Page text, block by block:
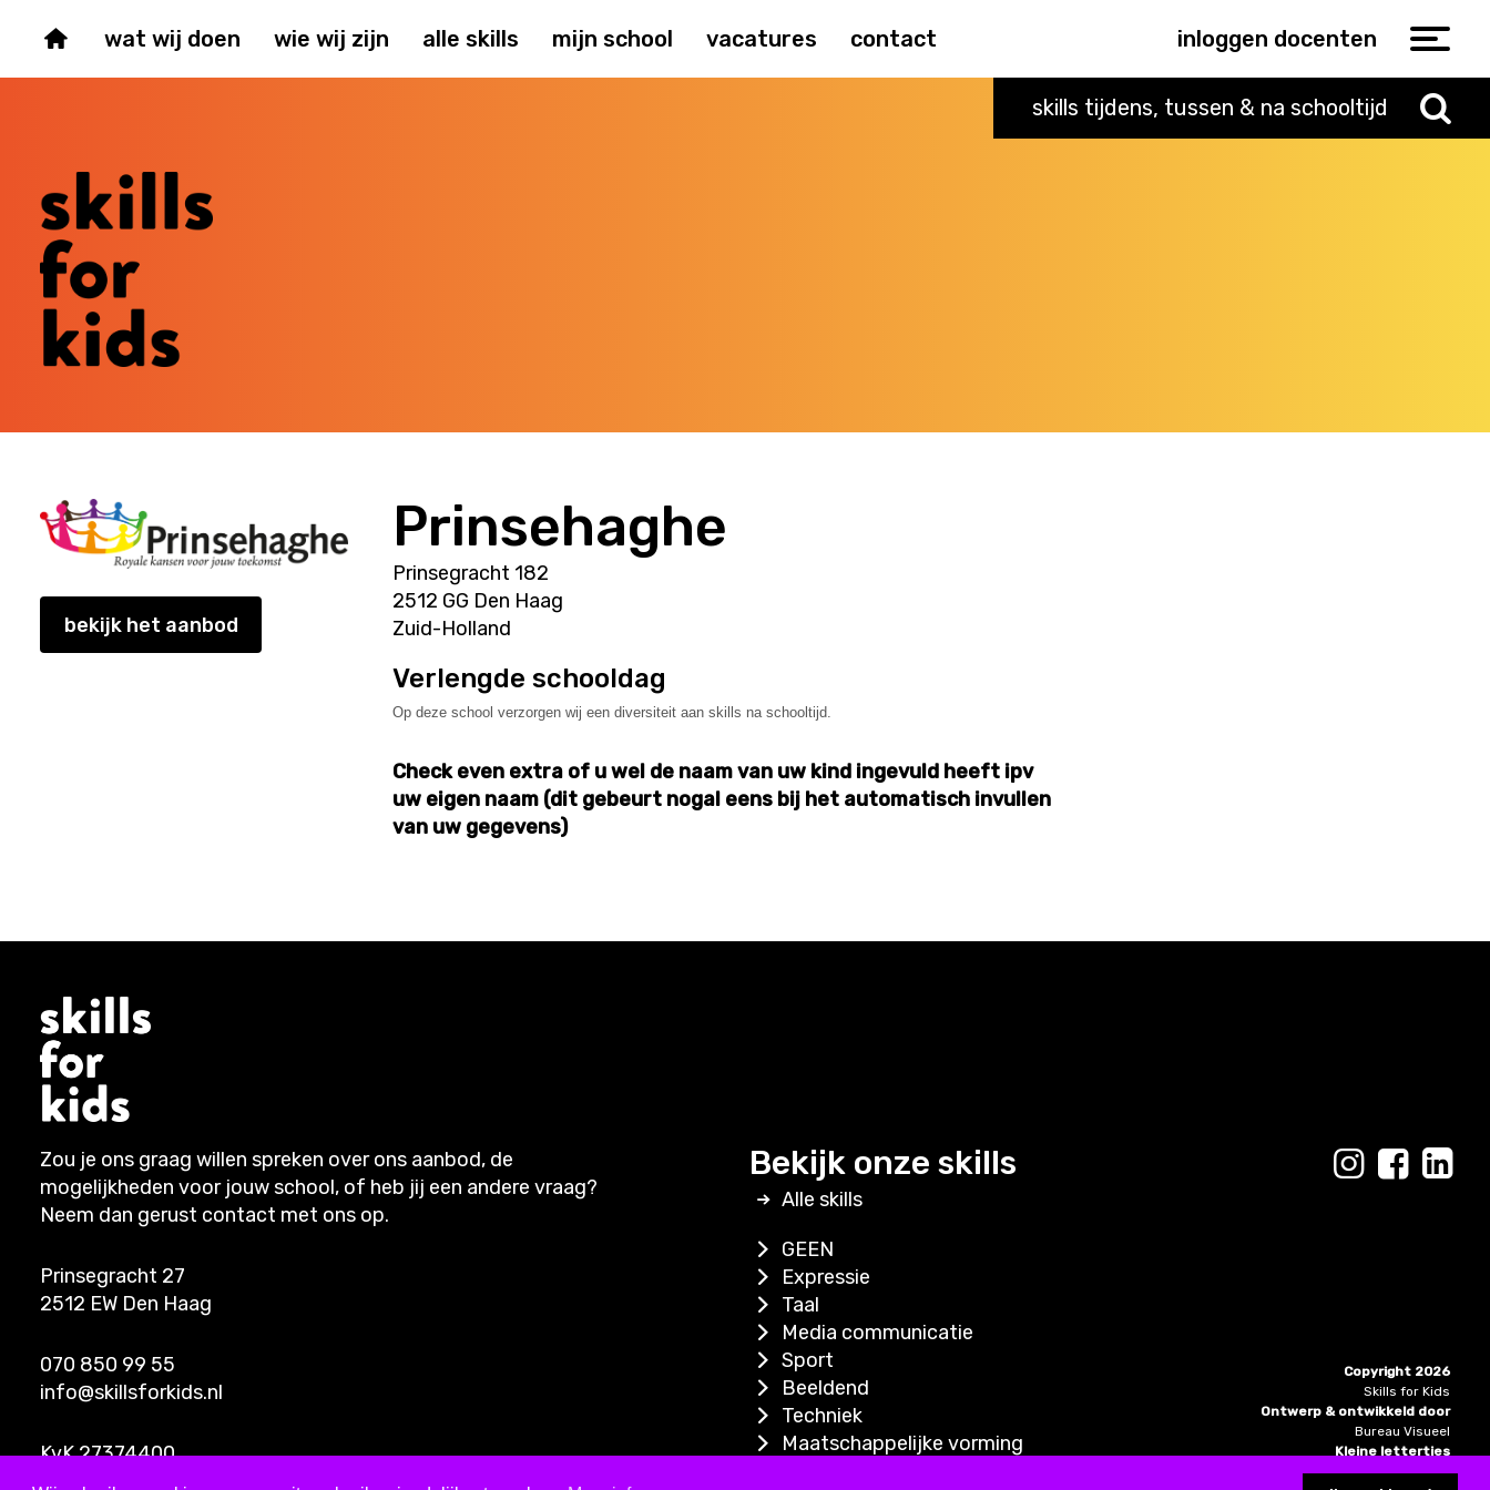
wat wij doen wie wij zijn alle skills mijn school vacatures contact inloggen docenten
skills tijdens, tussen & na schooltijd
bekijk het aanbod
Prinsehaghe
Prinsegracht 182
2512 GG Den Haag
Zuid-Holland
Verlengde schooldag
Op deze school verzorgen wij een diversiteit aan skills na schooltijd.
Check even extra of u wel de naam van uw kind ingevuld heeft ipv
uw eigen naam (dit gebeurt nogal eens bij het automatisch invullen
van uw gegevens)
Zou je ons graag willen spreken over ons aanbod, de
mogelijkheden voor jouw school, of heb jij een andere vraag?
Neem dan gerust contact met ons op.
Prinsegracht 27
2512 EW Den Haag
070 850 99 55
info@skillsforkids.nl
KvK 27374400
Bekijk onze skills
Alle skills
GEEN
Expressie
Taal
Media communicatie
Sport
Beeldend
Techniek
Maatschappelijke vorming
Copyright 2026
Skills for Kids
Ontwerp & ontwikkeld door
Bureau Visueel
Kleine lettertjes
Algemene Voorwaarden